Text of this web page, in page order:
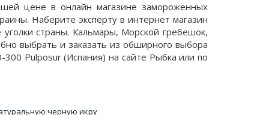
цене в онлайн магазине замороженных
Наберите эксперту в интернет магазин
страны. Кальмары, Морской гребешок,
выбрать и заказать из обширного выбора
Pulposur (Испания) на сайте Рыбка или по
черную икру